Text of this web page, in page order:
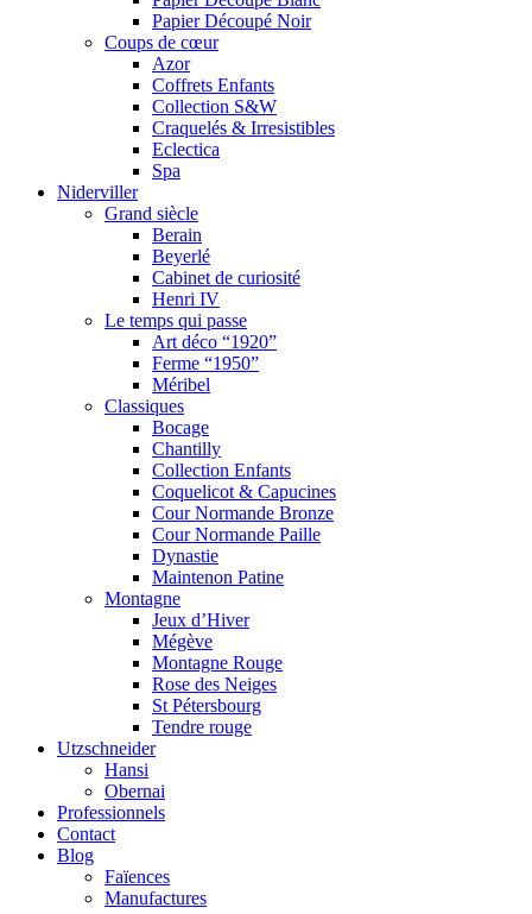
Papier Découpé Noir
Coups de cœur
Azor
Coffrets Enfants
Collection S&W
Craquelés & Irresistibles
Eclectica
Spa
Niderviller
Grand siècle
Berain
Beyerlé
Cabinet de curiosité
Henri IV
Le temps qui passe
Art déco “1920”
Ferme “1950”
Méribel
Classiques
Bocage
Chantilly
Collection Enfants
Coquelicot & Capucines
Cour Normande Bronze
Cour Normande Paille
Dynastie
Maintenon Patine
Montagne
Jeux d’Hiver
Mégève
Montagne Rouge
Rose des Neiges
St Pétersbourg
Tendre rouge
Utzschneider
Hansi
Obernai
Professionnels
Contact
Blog
Faïences
Manufactures